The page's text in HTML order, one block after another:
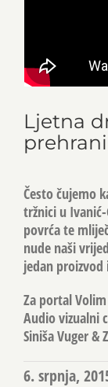
Ljetna
prehrani
Često čujemo
tržnici u
povrća te
nude naši
jedan
Za portal
Audio vizualni
Siniša Vuger &
6. srpnja,